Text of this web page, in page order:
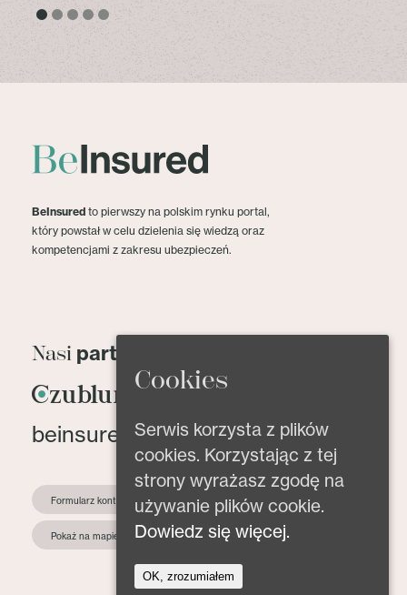
BeInsured to pierwszy na polskim rynku portal,
który powstał w celu dzielenia się wiedzą oraz
kompetencjami z zakresu ubezpieczeń.
Nasi partnerzy
beinsured@beinsured.pl
Formularz kontaktowy
Pokaż na mapie
Cookies
Serwis korzysta z plików
cookies. Korzystając z tej
strony wyrażasz zgodę na
używanie plików cookie.
Dowiedz się więcej.
OK, zrozumiałem